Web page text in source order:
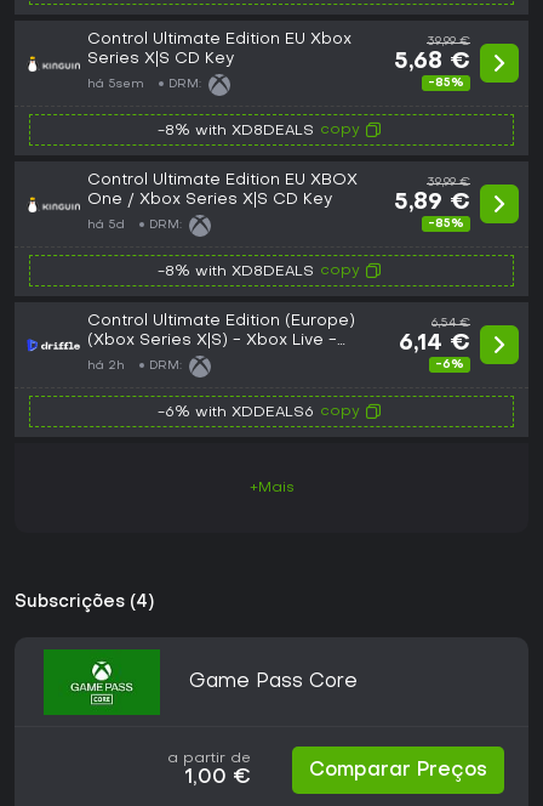
Control Ultimate Edition EU Xbox
Series X|S CD Key
há 5sem DRM:
39,99 €
5,68 €
-85%
-8% with XD8DEALS copy
Control Ultimate Edition EU XBOX
One / Xbox Series X|S CD Key
há 5d DRM:
39,99 €
5,89 €
-85%
-8% with XD8DEALS copy
Control Ultimate Edition (Europe)
(Xbox Series X|S) - Xbox Live -
Digital Key
há 2h DRM:
6,54 €
6,14 €
-6%
-6% with XDDEALS6 copy
+Mais
Subscrições (4)
Game Pass Core
a partir de
1,00 € Comparar Preços